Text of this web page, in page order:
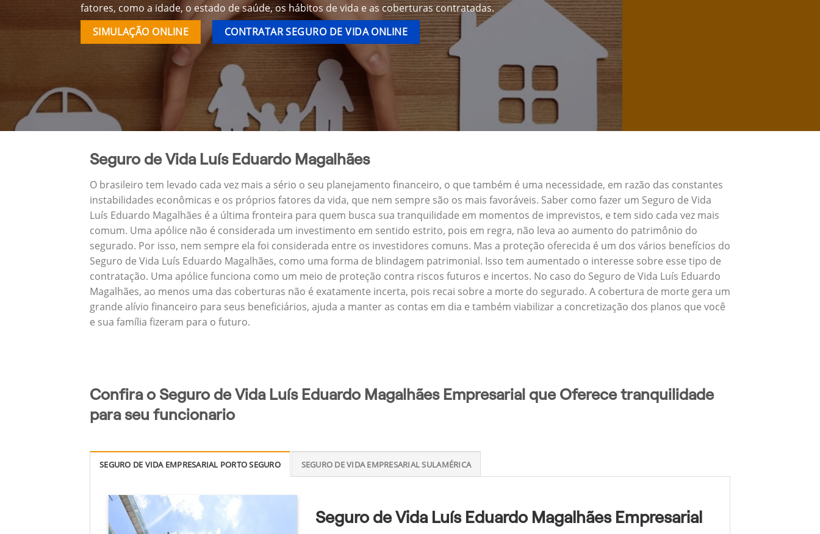
fatores, como a idade, o estado de saúde, os hábitos de vida e as coberturas contratadas.
SIMULAÇÃO ONLINE
CONTRATAR SEGURO DE VIDA ONLINE
Seguro de Vida Luís Eduardo Magalhães
O brasileiro tem levado cada vez mais a sério o seu planejamento financeiro, o que também é uma necessidade, em razão das constantes
instabilidades econômicas e os próprios fatores da vida, que nem sempre são os mais favoráveis. Saber como fazer um Seguro de Vida
Luís Eduardo Magalhães é a última fronteira para quem busca sua tranquilidade em momentos de imprevistos, e tem sido cada vez mais
comum. Uma apólice não é considerada um investimento em sentido estrito, pois em regra, não leva ao aumento do patrimônio do
segurado. Por isso, nem sempre ela foi considerada entre os investidores comuns. Mas a proteção oferecida é um dos vários benefícios do
Seguro de Vida Luís Eduardo Magalhães, como uma forma de blindagem patrimonial. Isso tem aumentado o interesse sobre esse tipo de
contratação. Uma apólice funciona como um meio de proteção contra riscos futuros e incertos. No caso do Seguro de Vida Luís Eduardo
Magalhães, ao menos uma das coberturas não é exatamente incerta, pois recai sobre a morte do segurado. A cobertura de morte gera um
grande alívio financeiro para seus beneficiários, ajuda a manter as contas em dia e também viabilizar a concretização dos planos que você
e sua família fizeram para o futuro.
Confira o Seguro de Vida Luís Eduardo Magalhães Empresarial que Oferece tranquilidade
para seu funcionario
SEGURO DE VIDA EMPRESARIAL PORTO SEGURO SEGURO DE VIDA EMPRESARIAL SULAMÉRICA
Seguro de Vida Luís Eduardo Magalhães Empresarial